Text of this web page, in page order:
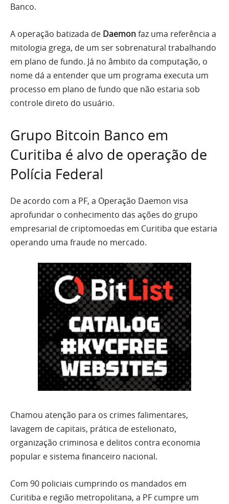
Banco.
A operação batizada de Daemonfaz uma referência a
mitologia grega, de um ser sobrenatural trabalhando
em plano de fundo. Já no âmbito da computação, o
nome dá a entender que um programa executa um
processo em plano de fundo que não estaria sob
controle direto do usuário.
Grupo Bitcoin Banco em
Curitiba é alvo de operação de
Polícia Federal
De acordo com a PF, a Operação Daemon visa
aprofundar o conhecimento das ações do grupo
empresarial de criptomoedas em Curitiba que estaria
operando uma fraude no mercado.
Chamou atenção para os crimes falimentares,
lavagem de capitais, prática de estelionato,
organização criminosa e delitos contra economia
popular e sistema financeiro nacional.
Com 90 policiais cumprindo os mandados em
Curitiba e região metropolitana, a PF cumpre um